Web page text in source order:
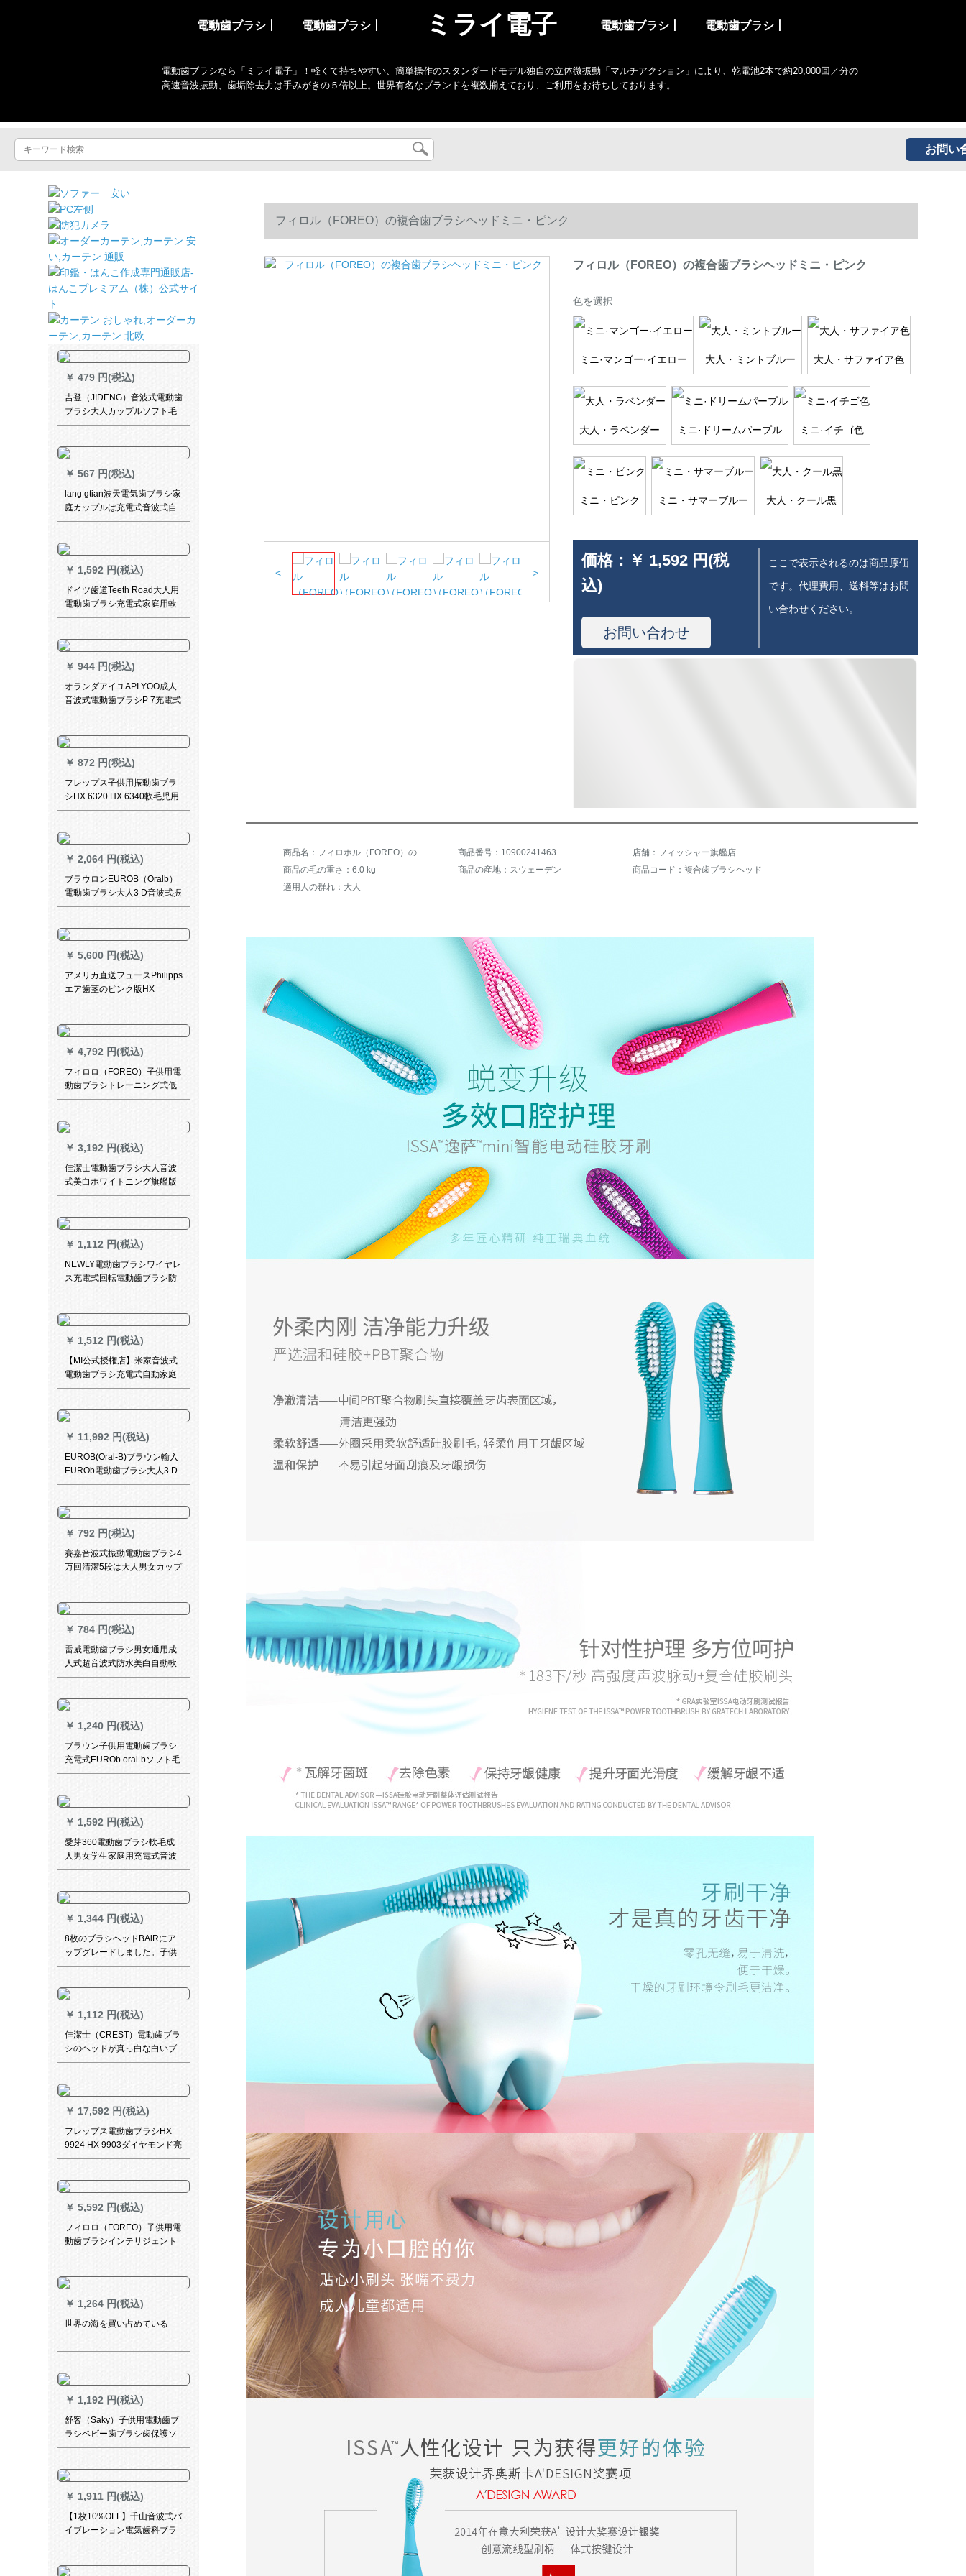
電動歯ブラシ丨 電動歯ブラシ丨 ミライ電子 電動歯ブラシ丨 電動歯ブラシ丨
電動歯ブラシなら「ミライ電子」！軽くて持ちやすい、簡単操作のスタンダードモデル独自の立体微振動「マルチアクション」により、乾電池2本で約20,000回／分の
高速音波振動、歯垢除去力は手みがきの５倍以上。世界有名なブランドを複数揃えており、ご利用をお待ちしております。
お問い
￥ 479 円(税込)
吉登（JIDENG）音波式電動歯
ブラシ大人カップルソフト毛
自動歯ブラシ非充電桜粉-高配
￥ 567 円(税込)
lang gtian波天電気歯ブラシ家
庭カップルは充電式音波式自
動歯ブラシ軟毛防水ミルクホ
段+4ブラシヘッド+ブラッシ
￥ 1,592 円(税込)
ドイツ歯道Teeth Road大人用
電動歯ブラシ充電式家庭用軟
毛防水音波式カップルセット
ラシG 3ミルクパウダー
￥ 944 円(税込)
オランダアイユAPI YOO成人
音波式電動歯ブラシP 7充電式
震動歯ブラシカップルタイプ
黒のブラシヘッド(3本入り)大
￥ 872 円(税込)
フレップス子供用振動歯ブラ
シHX 6320 HX 6340軟毛児用
ブラシHX 6032ミニタイプの2
合わせてください。
￥ 2,064 円(税込)
ブラウロンEUROB（Oralb）
電動歯ブラシ大人3 D音波式振
動家庭用歯ブラシ（ブラシ付
￥ 5,600 円(税込)
アメリカ直送フュースPhilipps
エア歯茎のピンク版HX
8332/12
￥ 4,792 円(税込)
フィロロ（FOREO）子供用電
動歯ブラシトレーニング式低
周波振動音波式歯ブラシIssa
Mikro・海軍藍
￥ 3,192 円(税込)
佳潔士電動歯ブラシ大人音波
式美白ホワイトニング旗艦版
充電式防水自動歯ブラシS 411
￥ 1,112 円(税込)
NEWLY電動歯ブラシワイヤレ
ス充電式回転電動歯ブラシ防
水カップル歯ブラシ2ブラシヘ
601
￥ 1,512 円(税込)
【MI公式授権店】米家音波式
電動歯ブラシ充電式自動家庭
用軟毛子供インテリジェント
シ収納ケース&歯条棒
￥ 11,992 円(税込)
EUROB(Oral-B)ブラウン輸入
EUROb電動歯ブラシ大人3 D
充電歯ブラシブルートゥース
ルバー+シルバー(プレゼント)
￥ 792 円(税込)
賽嘉音波式振動電動歯ブラシ4
万回清潔5段は大人男女カップ
ルのスマート交換区に注意し
ドE 5少女粉に調整できます。
￥ 784 円(税込)
雷威電動歯ブラシ男女通用成
人式超音波式防水美白自動軟
毛歯ブラシ充電スマート家庭
ブラシ
￥ 1,240 円(税込)
ブラウン子供用電動歯ブラシ
充電式EUROb oral-bソフト毛
歯ブラシの替えができます。3
プの歯ブラシです。
￥ 1,592 円(税込)
愛芽360電動歯ブラシ軟毛成
人男女学生家庭用充電式音波
式防水自動知能T 1標準セット
￥ 1,344 円(税込)
8枚のブラシヘッドBAiRにア
ップグレードしました。子供
用電動歯ブラシの音波式振動
の毛圧は3-6-12歳K 3緑色で
￥ 1,112 円(税込)
佳潔士（CREST）電動歯ブラ
シのヘッドが真っ白な白いブ
ラシに交換します。ブラシの
32です。
￥ 17,592 円(税込)
フレップス電動歯ブラシHX
9924 HX 9903ダイヤモンド亮
白能型充電式成人音波式振動
ルHX 9954/52浪漫星空藍
￥ 5,592 円(税込)
フィロロ（FOREO）子供用電
動歯ブラシインテリジェント
複合シリカゲル音波式電動歯
￥ 1,264 円(税込)
世界の海を買い占めている
￥ 1,192 円(税込)
舒客（Saky）子供用電動歯ブ
ラシベビー歯ブラシ歯保護ソ
フト音波式電動歯ブラシb 32
（全部で4本のオリジナルブラ
磨き粉）
￥ 1,911 円(税込)
【1枚10%OFF】千山音波式バ
イブレーション電気歯科ブラ
シィ充電式全自動成人スマル
強力クレアプラーバッグ
フィロル（FOREO）の複合歯ブラシヘッドミニ・ピンク
< >
フィロル（FOREO）の複合歯ブラシヘッドミニ・ピンク
色を選択
ミニ·マンゴー·イエロー 大人・ミントブルー 大人・サファイア色
大人・ラベンダー ミニ·ドリームパープル ミニ·イチゴ色
ミニ・ピンク ミニ・サマーブルー 大人・クール黒
価格： ￥ 1,592 円(税
込)
お問い合わせ
ここで表示されるのは商品原価
です。代理費用、送料等はお問
い合わせください。
商品名：フィロホル（FOREO）の複合歯ブラシヘッドミニ・ピンク 商品番号：10900241463
店舗：フィッシャー旗艦店
商品の毛の重さ：6.0 kg
商品の産地：スウェーデン
商品コード：複合歯ブラシヘッド
適用人の群れ：大人